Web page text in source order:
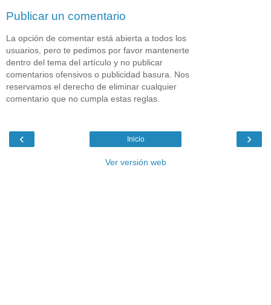
Publicar un comentario
La opción de comentar está abierta a todos los
usuarios, pero te pedimos por favor mantenerte
dentro del tema del artículo y no publicar
comentarios ofensivos o publicidad basura. Nos
reservamos el derecho de eliminar cualquier
comentario que no cumpla estas reglas.
‹ ›
Inicio
Ver versión web